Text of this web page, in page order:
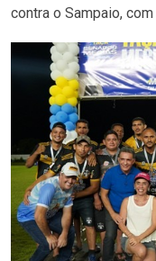
contra o Sampaio,